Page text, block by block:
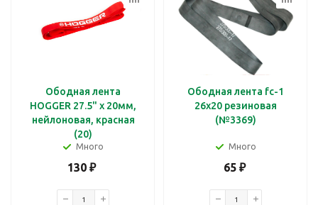
Ободная лента
HOGGER 27.5" x 20мм,
нейлоновая, красная
(20)
Много
130 ₽
Ободная лента fc-1
26x20 резиновая
(№3369)
Много
65₽